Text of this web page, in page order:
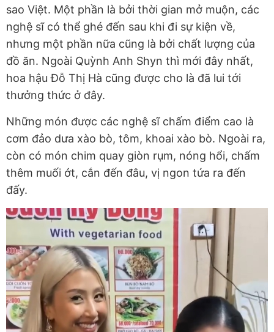
sao Việt. Một phần là bởi thời gian mở muộn, các
nghệ sĩ có thể ghé đến sau khi đi sự kiện về,
nhưng một phần nữa cũng là bởi chất lượng của
đồ ăn. Ngoài Quỳnh Anh Shyn thì mới đây nhất,
hoa hậu Đỗ Thị Hà cũng được cho là đã lui tới
thưởng thức ở đây.
Những món được các nghệ sĩ chấm điểm cao là
cơm đảo dưa xào bò, tôm, khoai xào bò. Ngoài ra,
còn có món chim quay giòn rụm, nóng hổi, chấm
thêm muối ớt, cắn đến đâu, vị ngon tứa ra đến
đấy.